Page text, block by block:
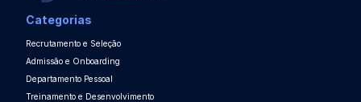
Categorias
Recrutamento e Seleção
Admissão e Onboarding
Departamento Pessoal
Treinamento e Desenvolvimento